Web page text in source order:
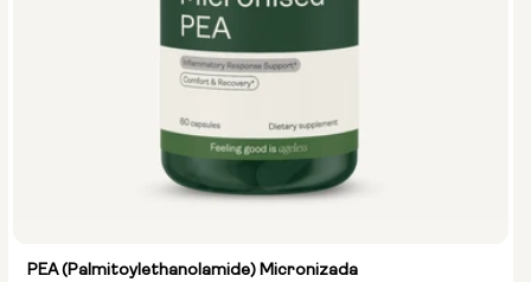
PEA (Palmitoylethanolamide) Micronizada